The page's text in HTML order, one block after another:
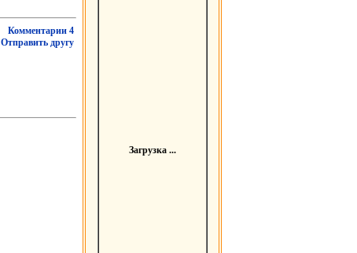
Комментарии 4
Отправить другу
Загрузка ...